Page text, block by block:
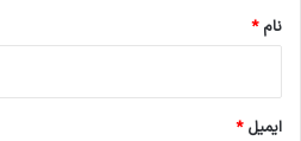
نام*
ایمیل*